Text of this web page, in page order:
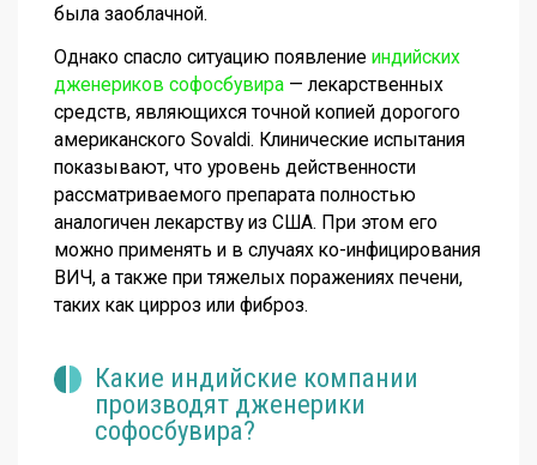
была заоблачной.
Однако спасло ситуацию появление индийских
дженериков софосбувира — лекарственных
средств, являющихся точной копией дорогого
американского Sovaldi. Клинические испытания
показывают, что уровень действенности
рассматриваемого препарата полностью
аналогичен лекарству из США. При этом его
можно применять и в случаях ко-инфицирования
ВИЧ, а также при тяжелых поражениях печени,
таких как цирроз или фиброз.
Какие индийские компании
производят дженерики
софосбувира?